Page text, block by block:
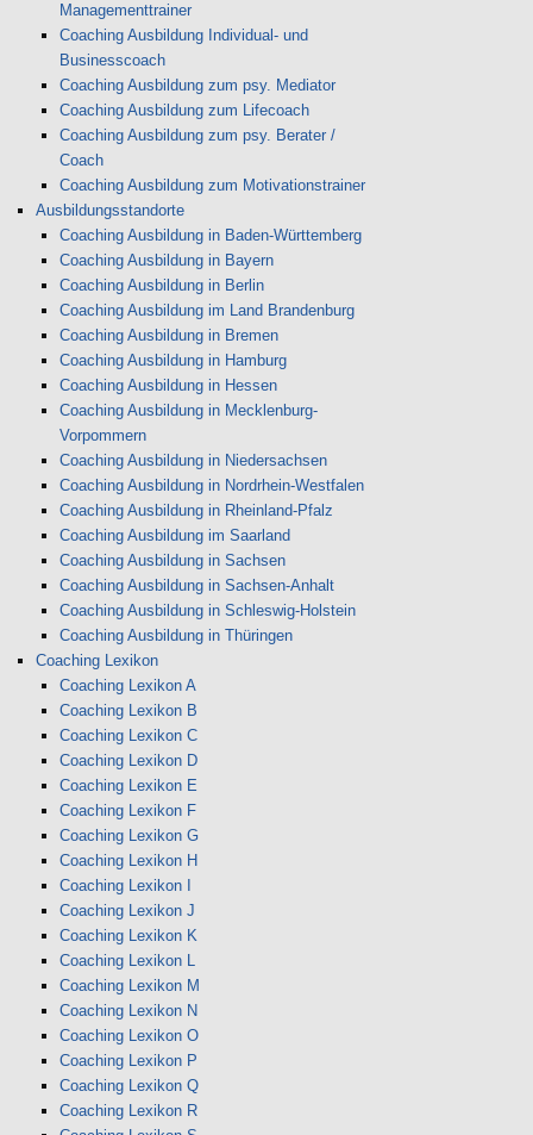
Managementtrainer
Coaching Ausbildung Individual- und
Businesscoach
Coaching Ausbildung zum psy. Mediator
Coaching Ausbildung zum Lifecoach
Coaching Ausbildung zum psy. Berater /
Coach
Coaching Ausbildung zum Motivationstrainer
Ausbildungsstandorte
Coaching Ausbildung in Baden-Württemberg
Coaching Ausbildung in Bayern
Coaching Ausbildung in Berlin
Coaching Ausbildung im Land Brandenburg
Coaching Ausbildung in Bremen
Coaching Ausbildung in Hamburg
Coaching Ausbildung in Hessen
Coaching Ausbildung in Mecklenburg-
Vorpommern
Coaching Ausbildung in Niedersachsen
Coaching Ausbildung in Nordrhein-Westfalen
Coaching Ausbildung in Rheinland-Pfalz
Coaching Ausbildung im Saarland
Coaching Ausbildung in Sachsen
Coaching Ausbildung in Sachsen-Anhalt
Coaching Ausbildung in Schleswig-Holstein
Coaching Ausbildung in Thüringen
Coaching Lexikon
Coaching Lexikon A
Coaching Lexikon B
Coaching Lexikon C
Coaching Lexikon D
Coaching Lexikon E
Coaching Lexikon F
Coaching Lexikon G
Coaching Lexikon H
Coaching Lexikon I
Coaching Lexikon J
Coaching Lexikon K
Coaching Lexikon L
Coaching Lexikon M
Coaching Lexikon N
Coaching Lexikon O
Coaching Lexikon P
Coaching Lexikon Q
Coaching Lexikon R